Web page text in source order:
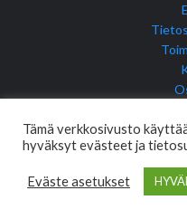
© Copyright 2017
Tämä verkkosivusto
hyväksyt evästeet ja
Eväste asetukset